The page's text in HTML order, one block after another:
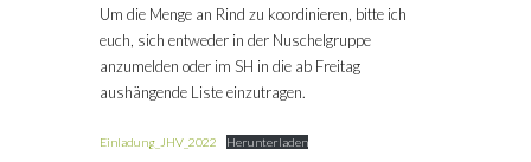
Um die Menge an Rind zu koordinieren, bitte ich
euch, sich entweder in der Nuschelgruppe
anzumelden oder im SH in die ab Freitag
aushängende Liste einzutragen.
Einladung_JHV_2022 Herunterladen